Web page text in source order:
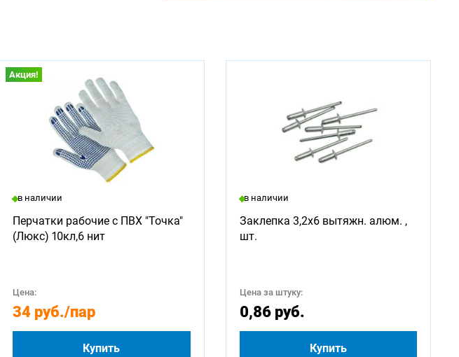
Акция!
в наличии
Перчатки рабочие с ПВХ "Точка"
(Люкс) 10кл,6 нит
Цена:
34 руб./пар
Купить
в наличии
Заклепка 3,2х6 вытяжн. алюм. ,
шт.
Цена за штуку:
0,86 руб.
Купить